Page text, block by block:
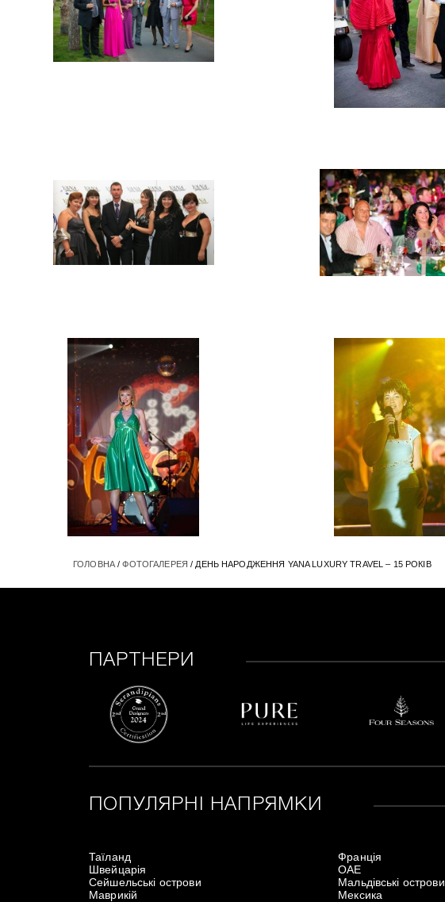
ГОЛОВНА/ФОТОГАЛЕРЕЯ / ДЕНЬ НАРОДЖЕННЯ YANA LUXURY TRAVEL – 15 РОКІВ
ПАРТНЕРИ
ПОПУЛЯРНІ НАПРЯМКИ
Таїланд
Швейцарія
Сейшельські острови
Маврикій
Франція
ОАЕ
Мальдівські острови
Мексика